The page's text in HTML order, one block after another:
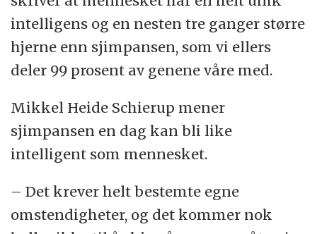
intelligens og en nesten tre ganger større
hjerne enn sjimpansen, som vi ellers
deler 99 prosent av genene våre med.
Mikkel Heide Schierup mener
sjimpansen en dag kan bli like
intelligent som mennesket.
– Det krever helt bestemte egne
omstendigheter, og det kommer nok